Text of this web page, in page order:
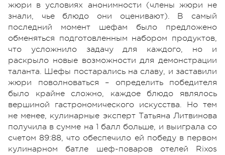
жюри в условиях анонимности (члены жюри не
знали, чье блюдо они оценивают). В самый
последний момент шефам было предложено
обменяться подготовленным набором продуктов,
что усложнило задачу для каждого, но и
раскрыло новые возможности для демонстрации
таланта. Шефы постарались на славу, и заставили
жюри поволноваться – определить победителя
было крайне сложно, каждое блюдо являлось
вершиной гастрономического искусства. Но тем
не менее, кулинарные эксперт Татьяна Литвинова
получила в сумме на 1 балл больше, и выиграла со
счетом 89:88, что обеспечило ей победу в первом
кулинарном батле шеф-поваров отелей Rixos